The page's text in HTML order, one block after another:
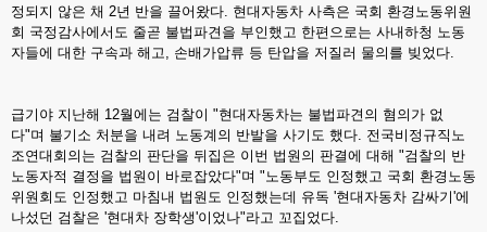
정되지 않은 채 2년 반을 끌어왔다. 현대자동차 사측은 국회 환경노동위원
회 국정감사에서도 줄곧 불법파견을 부인했고 한편으로는 사내하청 노동
자들에 대한 구속과 해고, 손배가압류 등 탄압을 저질러 물의를 빚었다.
급기야 지난해 12월에는 검찰이 "현대자동차는 불법파견의 혐의가 없
다"며 불기소 처분을 내려 노동계의 반발을 사기도 했다. 전국비정규직노
조연대회의는 검찰의 판단을 뒤집은 이번 법원의 판결에 대해 "검찰의 반
노동자적 결정을 법원이 바로잡았다"며 "노동부도 인정했고 국회 환경노동
위원회도 인정했고 마침내 법원도 인정했는데 유독 '현대자동차 감싸기'에
나섰던 검찰은 '현대차 장학생'이었나"라고 꼬집었다.